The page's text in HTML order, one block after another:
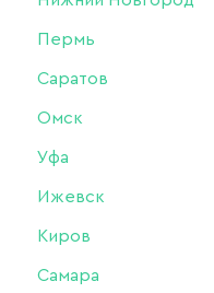
Пермь
Саратов
Омск
Уфа
Ижевск
Киров
Самара